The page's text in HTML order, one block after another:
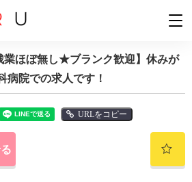
業ほぼ無し★ブランク歓迎】休みが
病院での求人です！
URLをコピー